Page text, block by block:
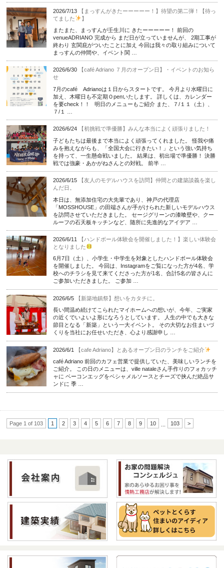
2026/7/13
【まっすんがきたーーーーー！】待望の第二弾！【待っ
てました
】
またまた、まっすんが壬生川に きたーーーーー！ 前回の
venueADRIANO 完成から まだ日が立っていませんが、 2期工事が
終わり 玄関庇がついたことに加え 今回は我々の取り組みについて
まっすんの仲間や、イベント関 …
2026/6/30
【café Adriano ７月のオープン日】・イベントのお知ら
せ
7月のcafé Adrianoは１日からスタートです。 今月より水曜日に
加え、木曜日も不定期Ｏpenいたします。 詳しくは、カレンダー
を要check！！ 明日のメニューもご紹介 また、７/１１（土）、
７/１ …
2026/6/24
【初挑戦で準優勝】みんな本当によく頑張りました！
子どもたちは最後まで本当によく頑張ってくれました。 怪我や痛
みを抱えながらも、「全国大会に行きたい！」という強い気持ち
を持って、一生懸命戦いました。 結果は、初出場で準優勝！ 決勝
戦では強豪・あかがねさんとの対戦。 前半 …
2026/6/15
【友人のモデルハウスを訪問】仲間との建築談義を楽し
んだ日。
本日は、無添加住宅の大先輩であり、神戸の代理店
「MOSSHOUSE」の田端さんが手がけられた新しいモデルハウス
を訪問させていただきました。 セージグリーンの漆喰壁や、クー
ルーフの石天板キッチンなど、随所に先進的なアイデア …
2026/6/11
【ハンドボール体験会を開催しました！】楽しい体験会
となりました
6月7日（土）、小学生・中学生を対象としたハンドボール体験会
を開催しました。 今回は、Instagramをご覧になった方が4名、学
校へのチラシを見て来てくださった方が1名、合計5名の皆さんに
ご参加いただきました。 ご参加 …
2026/6/5
【新築地鎮祭】想いをカタチに。
長い間温め続けてこられたマイホームへの想いが、今年、ご実家
の近くでいよいよ形になろうとしています。 人生の中でも大きな
節目となる「新築」という一大イベント。 その大切なお住まいづ
くりを当社にお任せいただき、心より感謝申し …
2026/6/1
【cafe Adriano】とあるオープン日のランチをご紹介
café Adriano 前回のカフェ営業で提供していた、美味しいランチを
ご紹介。 この日のメニューは、ville nataleさん手作りのフォカッチ
ャに ベーコンエッグをベシャメルソースとチーズで挟んだ絶品サ
ンドに 季 …
Page 1 of 103 1 2 3 4 5 6 7 8 9 10 103 >